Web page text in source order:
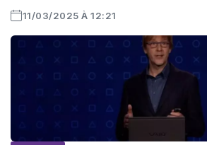
11/03/2025 À 12:21